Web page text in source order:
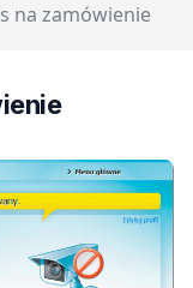
na zamówienie